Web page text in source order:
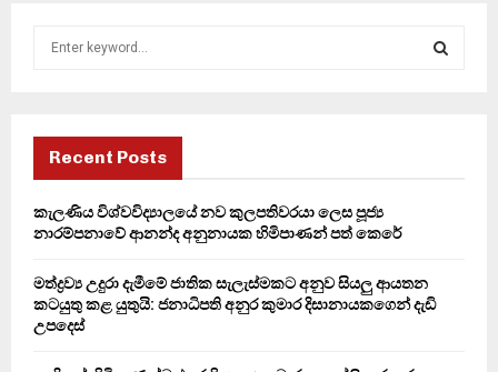
f
r
H
Recent Posts
කැලණිය විශ්වවිද්‍යාලයේ නව කුලපතිවරයා ලෙස පූජ්‍ය
නාරම්පනාවේ ආනන්ද අනුනායක හිමිපාණන් පත් කෙරේ
මත්ද්‍රව්‍ය උදුරා දැමීමේ ජාතික සැලැස්මකට අනුව සියලු ආයතන
කටයුතු කළ යුතුයි: ජනාධිපති අනුර කුමාර දිසානායකගෙන් දැඩි
උපදෙස්